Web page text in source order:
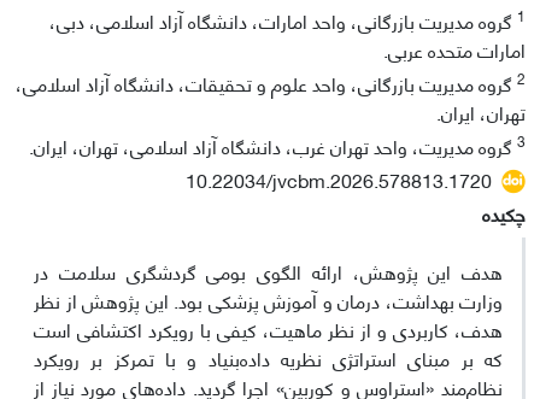
1 گروه مدیریت بازرگانی، واحد امارات، دانشگاه آزاد اسلامی، دبی،
امارات متحده عربی.
2 گروه مدیریت بازرگانی، واحد علوم و تحقیقات، دانشگاه آزاد اسلامی،
تهران، ایران.
3 گروه مدیریت، واحد تهران غرب، دانشگاه آزاد اسلامی، تهران، ایران.
10.22034/jvcbm.2026.578813.1720
چکیده
هدف این پژوهش، ارائه الگوی بومی گردشگری سلامت در
وزارت بهداشت، درمان و آموزش پزشکی بود. این پژوهش از نظر
هدف، کاربردی و از نظر ماهیت، کیفی با رویکرد اکتشافی است
که بر مبنای استراتژی نظریه داده‌بنیاد و با تمرکز بر رویکرد
نظام‌مند «استراوس و کوربین» اجرا گردید. داده‌های مورد نیاز از